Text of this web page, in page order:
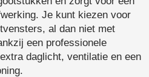
Je kunt kiezen voor
al dan niet met
een professionele
daglicht, ventilatie en een